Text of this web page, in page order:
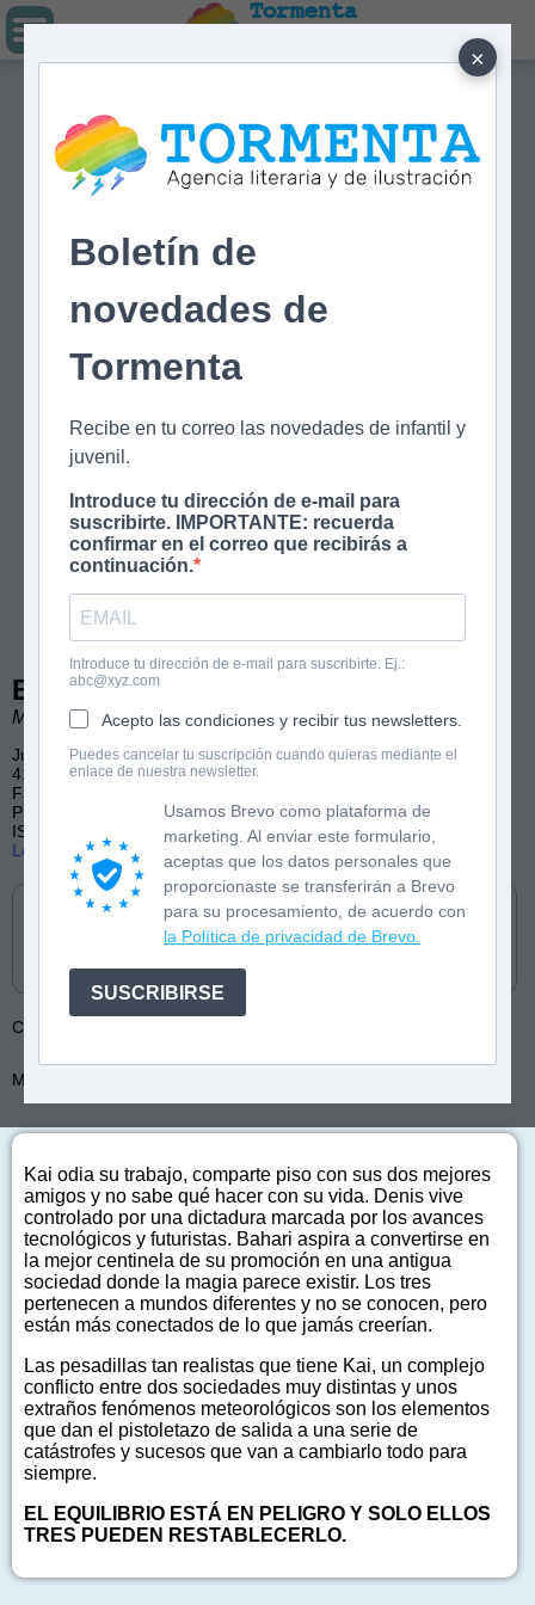
×
Boletín de
novedades de
Tormenta
Recibe en tu correo las novedades de infantil y
juvenil.
Introduce tu dirección de e-mail para
suscribirte. IMPORTANTE: recuerda
confirmar en el correo que recibirás a
continuación.
Introduce tu dirección de e-mail para suscribirte. Ej.:
abc@xyz.com
Acepto las condiciones y recibir tus newsletters.
Puedes cancelar tu suscripción cuando quieras mediante el
enlace de nuestra newsletter.
Usamos Brevo como plataforma de
marketing. Al enviar este formulario,
aceptas que los datos personales que
proporcionaste se transferirán a Brevo
para su procesamiento, de acuerdo con
la Política de privacidad de Brevo.
SUSCRIBIRSE
Tormenta
Equilibrio
Manu Carbajo
Juvenil
416 páginas
Fantasía, Ciencia ficción, Amistad, Misterio, Acción
Publicado por Umbriel
ISBN: 9788419030221
Lee las primeras páginas
Cómpralo en
Colección:
Más de:
Kai odia su trabajo, comparte piso con sus dos mejores
amigos y no sabe qué hacer con su vida. Denis vive
controlado por una dictadura marcada por los avances
tecnológicos y futuristas. Bahari aspira a convertirse en
la mejor centinela de su promoción en una antigua
sociedad donde la magia parece existir. Los tres
pertenecen a mundos diferentes y no se conocen, pero
están más conectados de lo que jamás creerían.
Las pesadillas tan realistas que tiene Kai, un complejo
conflicto entre dos sociedades muy distintas y unos
extraños fenómenos meteorológicos son los elementos
que dan el pistoletazo de salida a una serie de
catástrofes y sucesos que van a cambiarlo todo para
siempre.
EL EQUILIBRIO ESTÁ EN PELIGRO Y SOLO ELLOS
TRES PUEDEN RESTABLECERLO.